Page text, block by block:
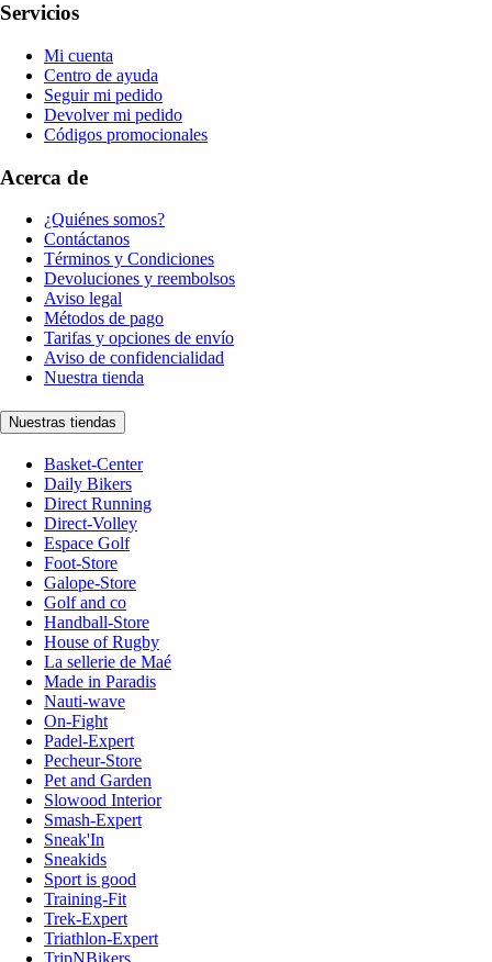
Servicios
Mi cuenta
Centro de ayuda
Seguir mi pedido
Devolver mi pedido
Códigos promocionales
Acerca de
¿Quiénes somos?
Contáctanos
Términos y Condiciones
Devoluciones y reembolsos
Aviso legal
Métodos de pago
Tarifas y opciones de envío
Aviso de confidencialidad
Nuestra tienda
Nuestras tiendas
Basket-Center
Daily Bikers
Direct Running
Direct-Volley
Espace Golf
Foot-Store
Galope-Store
Golf and co
Handball-Store
House of Rugby
La sellerie de Maé
Made in Paradis
Nauti-wave
On-Fight
Padel-Expert
Pecheur-Store
Pet and Garden
Slowood Interior
Smash-Expert
Sneak'In
Sneakids
Sport is good
Training-Fit
Trek-Expert
Triathlon-Expert
TripNBikers